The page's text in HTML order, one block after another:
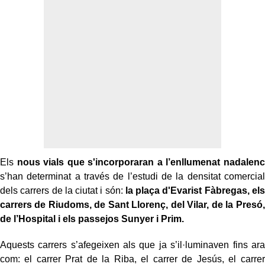
Els nous vials que s'incorporaran a l’enllumenat nadalenc
s’han determinat a través de l’estudi de la densitat comercial
dels carrers de la ciutat i són: la plaça d'Evarist Fàbregas, els
carrers de Riudoms, de Sant Llorenç, del Vilar, de la Presó,
de l’Hospital i els passejos Sunyer i Prim.
Aquests carrers s’afegeixen als que ja s’il·luminaven fins ara
com: el carrer Prat de la Riba, el carrer de Jesús, el carrer